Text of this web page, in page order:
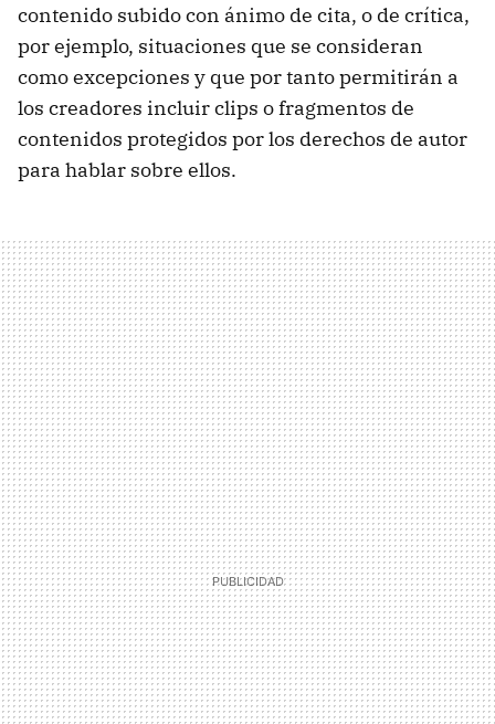
contenido subido con ánimo de cita, o de crítica,
por ejemplo, situaciones que se consideran
como excepciones y que por tanto permitirán a
los creadores incluir clips o fragmentos de
contenidos protegidos por los derechos de autor
para hablar sobre ellos.